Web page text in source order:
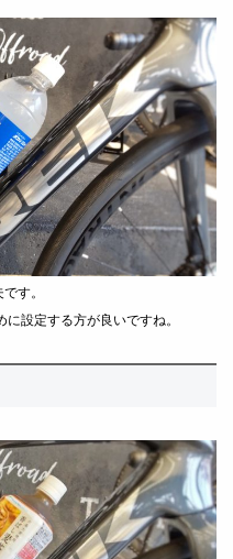
す。
設定する方が良いですね。